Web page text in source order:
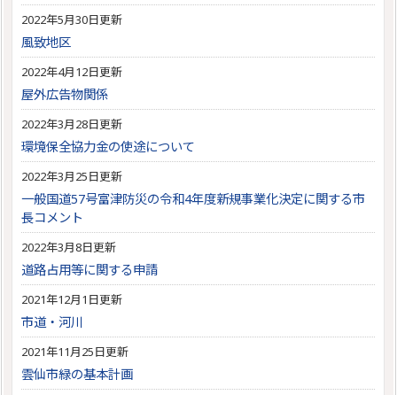
2022年5月30日更新
風致地区
2022年4月12日更新
屋外広告物関係
2022年3月28日更新
環境保全協力金の使途について
2022年3月25日更新
一般国道57号富津防災の令和4年度新規事業化決定に関する市
長コメント
2022年3月8日更新
道路占用等に関する申請
2021年12月1日更新
市道・河川
2021年11月25日更新
雲仙市緑の基本計画